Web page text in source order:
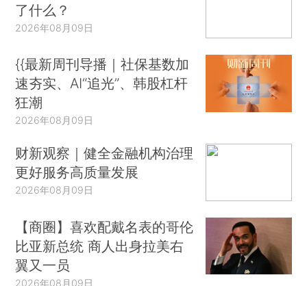
了什么？
2026年08月09日
{{最新周刊导播｜社保基数加
速夯实、AI“追光”、韩股杠杆
狂潮
2026年08月09日
财新观察｜健全金融机构治理
更好服务高质量发展
2026年08月09日
【商圈】喜欢配戴名表的哥伦
比亚新总统 商人出身拉美右
翼又一员
2026年08月09日